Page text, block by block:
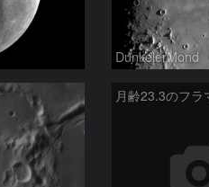
DunkelerMond
月齢23.3のフラ